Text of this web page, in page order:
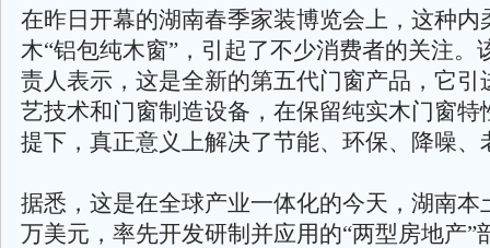
在昨日开幕的湖南春季家装博览会上，这种内
木“铝包纯木窗”，引起了不少消费者的关注。
责人表示，这是全新的第五代门窗产品，它引
艺技术和门窗制造设备，在保留纯实木门窗特
提下，真正意义上解决了节能、环保、降噪、
据悉，这是在全球产业一体化的今天，湖南本
万美元，率先开发研制并应用的“两型房地产”